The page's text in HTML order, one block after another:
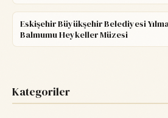
Eskişehir Büyükşehir Belediyesi
Balmumu Heykeller Müzesi
Kategoriler